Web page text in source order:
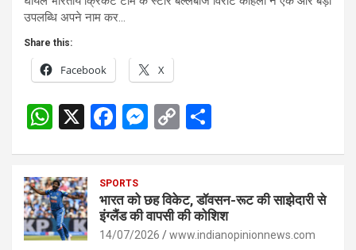
उपलब्धि अपने नाम कर…
Share this:
Facebook X
W
s
A
p
X
F
b
o
o
M
n
g
er
C
Li
n
k
e
SPORTS
भारत को छह विकेट, डॉवसन-रूट की साझेदारी से
इंग्लैंड की वापसी की कोशिश
14/07/2026 www.indianopinionnews.com